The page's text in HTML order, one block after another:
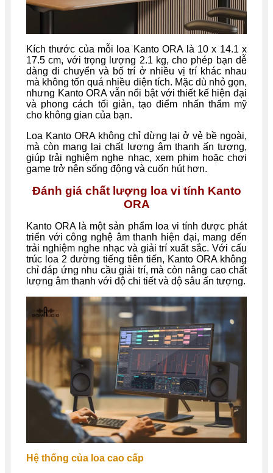
Kích thước của mỗi loa Kanto ORA là 10 x 14.1 x
17.5 cm, với trọng lượng 2.1 kg, cho phép bạn dễ
dàng di chuyển và bố trí ở nhiều vị trí khác nhau
mà không tốn quá nhiều diện tích. Mặc dù nhỏ gọn,
nhưng Kanto ORA vẫn nổi bật với thiết kế hiện đại
và phong cách tối giản, tạo điểm nhấn thẩm mỹ
cho không gian của bạn.
Loa Kanto ORA không chỉ dừng lại ở vẻ bề ngoài,
mà còn mang lại chất lượng âm thanh ấn tượng,
giúp trải nghiệm nghe nhạc, xem phim hoặc chơi
game trở nên sống động và cuốn hút hơn.
Đánh giá chất lượng loa vi tính Kanto
ORA
Kanto ORA là một sản phẩm loa vi tính được phát
triển với công nghệ âm thanh hiện đại, mang đến
trải nghiệm nghe nhạc và giải trí xuất sắc. Với cấu
trúc loa 2 đường tiếng tiên tiến, Kanto ORA không
chỉ đáp ứng nhu cầu giải trí, mà còn nâng cao chất
lượng âm thanh với độ chi tiết và độ sâu ấn tượng.
Hệ thống của loa cao cấp